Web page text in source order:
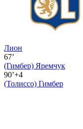
Лион
67’
(Гимбер) Яремчук
90’+4
(Толиссо) Гимбер